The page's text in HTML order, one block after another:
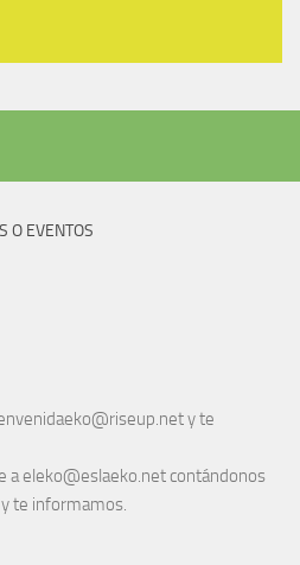
O EVENTOS
y te
a eleko@eslaeko.net contándonos
te informamos.